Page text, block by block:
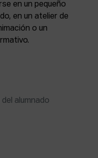
en un pequeño
en un atelier de
o un
alumnado